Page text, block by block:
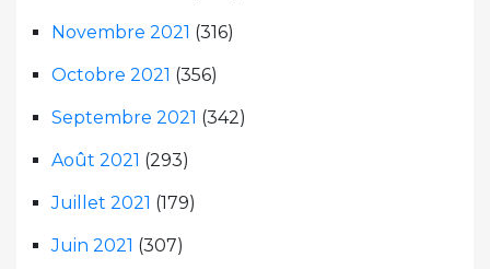
Novembre 2021 (316)
Octobre 2021 (356)
Septembre 2021 (342)
Août 2021 (293)
Juillet 2021 (179)
Juin 2021 (307)